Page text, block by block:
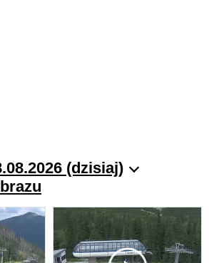
(dzisiaj)